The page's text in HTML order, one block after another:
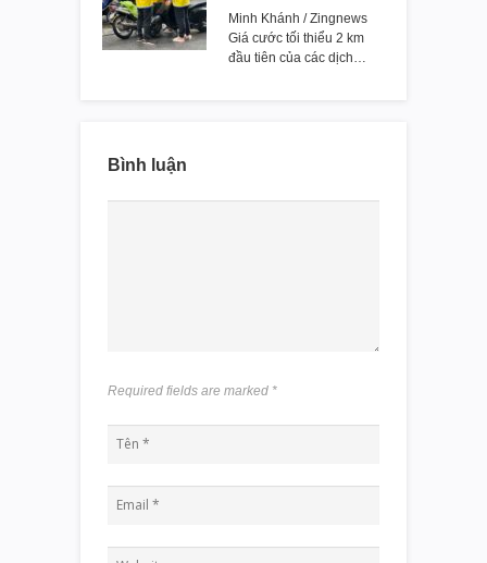
Minh Khánh / Zingnews
Giá cước tối thiểu 2 km
đầu tiên của các dịch…
Bình luận
Required fields are marked *